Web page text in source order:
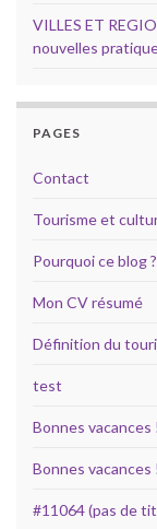
VILLES ET
nouvelles
PAGES
Contact
Tourisme et
Pourquoi ce blog ?
Mon CV résumé
Définition du
test
Bonnes vacances !
Bonnes vacances
#11064 (pas de